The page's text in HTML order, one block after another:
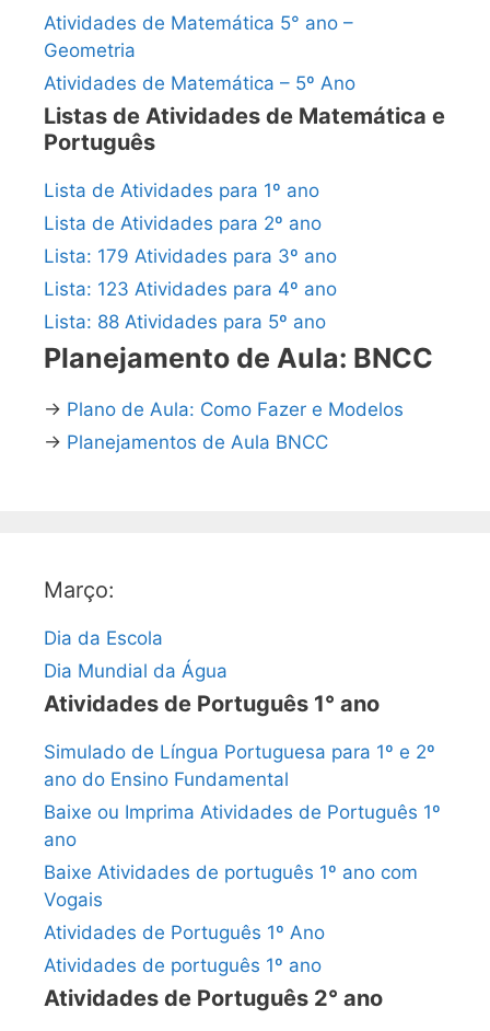
Atividades de Matemática 5° ano –
Geometria
Atividades de Matemática – 5º Ano
Listas de Atividades de Matemática e
Português
Lista de Atividades para 1º ano
Lista de Atividades para 2º ano
Lista: 179 Atividades para 3º ano
Lista: 123 Atividades para 4º ano
Lista: 88 Atividades para 5º ano
Planejamento de Aula: BNCC
→ Plano de Aula: Como Fazer e Modelos
→ Planejamentos de Aula BNCC
Março:
Dia da Escola
Dia Mundial da Água
Atividades de Português 1° ano
Simulado de Língua Portuguesa para 1º e 2º
ano do Ensino Fundamental
Baixe ou Imprima Atividades de Português 1º
ano
Baixe Atividades de português 1º ano com
Vogais
Atividades de Português 1º Ano
Atividades de português 1º ano
Atividades de Português 2° ano